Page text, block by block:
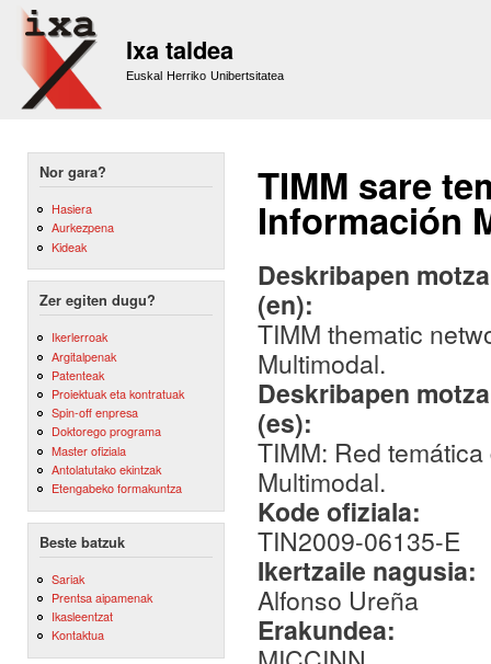
Ixa taldea
Euskal Herriko Unibertsitatea
Nor gara?
Hasiera
Aurkezpena
Kideak
Zer egiten dugu?
Ikerlerroak
Argitalpenak
Patenteak
Proiektuak eta kontratuak
Spin-off enpresa
Doktorego programa
Master ofiziala
Antolatutako ekintzak
Etengabeko formakuntza
Beste batzuk
Sariak
Prentsa aipamenak
Ikasleentzat
Kontaktua
TIMM sare
Información
Deskribapen
(en):
TIMM thematic
Multimodal.
Deskribapen
(es):
TIMM: Red
Multimodal.
Kode ofiziala:
TIN2009-06135-E
Ikertzaile nagusia:
Alfonso Ureña
Erakundea: